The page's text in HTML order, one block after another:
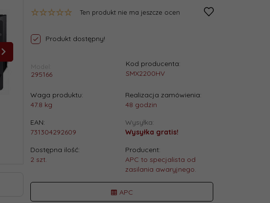
Ten produkt nie ma jeszcze ocen
Produkt dostępny!
Model:
295166
Kod producenta:
SMX2200HV
Waga produktu:
47.8 kg
Realizacja zamówienia:
48 godzin
EAN:
731304292609
Wysyłka:
Wysyłka gratis!
Dostępna ilość:
2 szt.
Producent:
APC to specjalista od
zasilania awaryjnego.
APC